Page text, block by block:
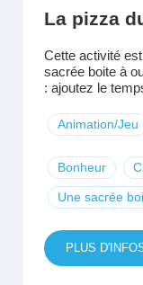
La pizza
Cette activité
sacrée boite à
: ajoutez le
Animation/Jeu
Bonheur
Une sacrée
PLUS